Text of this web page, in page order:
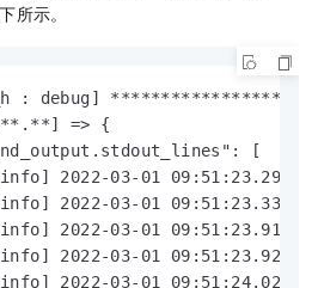
所示。
: debug]
=> {
[
2022-03-01 09:51:23.295
2022-03-01 09:51:23.330
2022-03-01 09:51:23.913
2022-03-01 09:51:23.923
2022-03-01 09:51:24.026